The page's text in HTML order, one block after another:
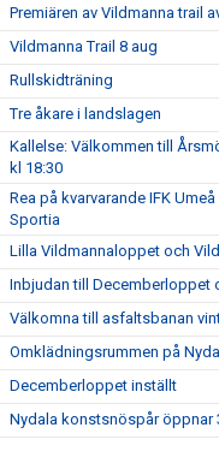
Premiären av Vildmanna trail
Vildmanna Trail 8 aug
Rullskidträning
Tre åkare i landslagen
Kallelse: Välkommen till
kl 18:30
Rea på kvarvarande IFK
Sportia
Lilla Vildmannaloppet och
Inbjudan till Decemberloppet
Välkomna till asfaltsbanan
Omklädningsrummen på
Decemberloppet inställt
Nydala konstsnöspår öppnar